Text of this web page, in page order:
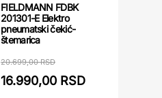
FIELDMANN FDBK
201301-E Elektro
pneumatski čekić-
štemarica
20.699,00 RSD
16.990,00 RSD